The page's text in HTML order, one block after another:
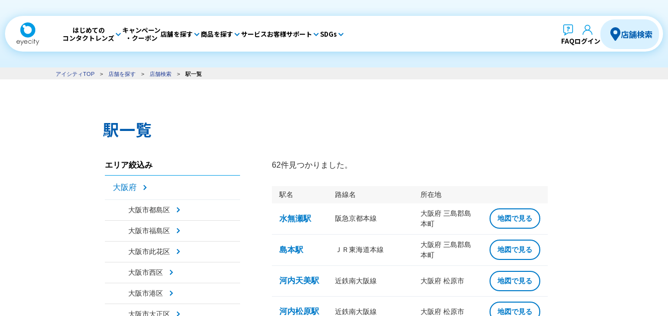
はじめての
コンタクトレンズ
キャンペーン
・クーポン 店舗を探す 商品を探す サービスお客様サポート SDGs
FAQログイン
店舗検索
アイシティTOP > 店舗を探す > 店舗検索 > 駅一覧
駅一覧
エリア絞込み
大阪府
大阪市都島区
大阪市福島区
大阪市此花区
大阪市西区
大阪市港区
大阪市大正区
62件見つかりました。
駅名 路線名 所在地
水無瀬駅 阪急京都本線
大阪府 三島郡島
本町
地図で見る
島本駅 ＪＲ東海道本線
大阪府 三島郡島
本町
地図で見る
河内天美駅 近鉄南大阪線 大阪府 松原市 地図で見る
河内松原駅 近鉄南大阪線 大阪府 松原市 地図で見る